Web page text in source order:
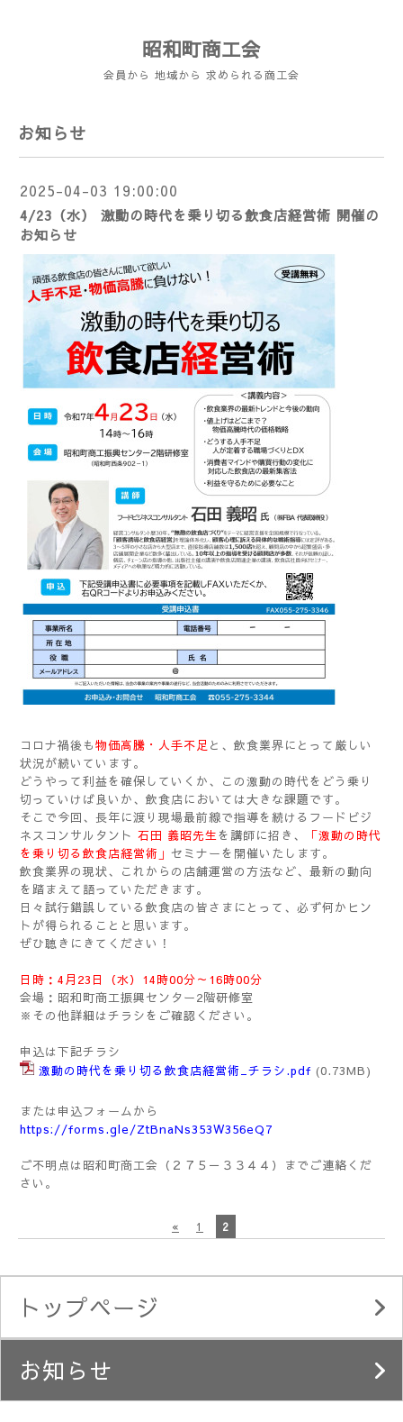
昭和町商工会
会員から 地域から 求められる商工会
お知らせ
2025-04-03 19:00:00
4/23（水） 激動の時代を乗り切る飲食店経営術 開催の
お知らせ
コロナ禍後も物価高騰・人手不足と、飲食業界にとって厳しい
状況が続いています。
どうやって利益を確保していくか、この激動の時代をどう乗り
切っていけば良いか、飲食店においては大きな課題です。
そこで今回、長年に渡り現場最前線で指導を続けるフードビジ
ネスコンサルタント 石田 義昭先生を講師に招き、
「激動の時代
を乗り切る飲食店経営術」 セミナーを開催いたします。
飲食業界の現状、これからの店舗運営の方法など、最新の動向
を踏まえて語っていただきます。
日々試行錯誤している飲食店の皆さまにとって、必ず何かヒン
トが得られることと思います。
ぜひ聴きにきてください！
日時：4月23日（水）14時00分～16時00分
会場：昭和町商工振興センター2階研修室
※その他詳細はチラシをご確認ください。
申込は下記チラシ
激動の時代を乗り切る飲食店経営術_チラシ.pdf (0.73MB)
または申込フォームから
https://forms.gle/ZtBnaNs353W356eQ7
ご不明点は昭和町商工会（２７５－３３４４）までご連絡くだ
さい。
« 1 2
トップページ
お知らせ